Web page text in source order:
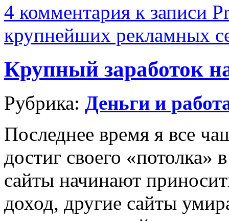
4 комментария к записи
крупнейших рекламных
Крупный заработок
Рубрика: Деньги и
Последнее время я все
достиг своего «потолка»
сайты начинают
доход, другие сайты